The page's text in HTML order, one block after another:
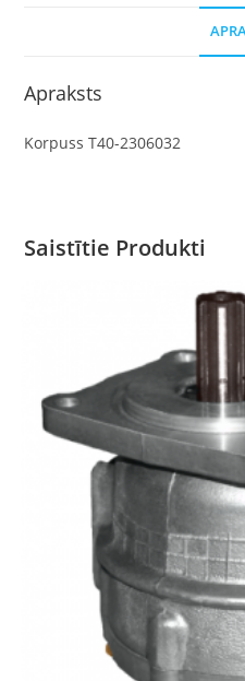
Apraksts
Korpuss T40-2306032
Saistītie Produkti